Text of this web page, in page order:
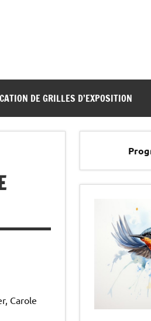
DE GRILLES D’EXPOSITION
Carole